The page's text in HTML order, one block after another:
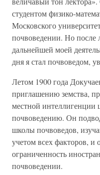
студентом физико-
Московского
почвоведении. Но после
дальнейшей моей
дня я стал почвоведом,
Летом 1900 года
приглашению земства,
местной интеллигенции
почвоведению. Он
школы почвоведов,
учетом всех факторов, и
ограниченность
почвоведении.